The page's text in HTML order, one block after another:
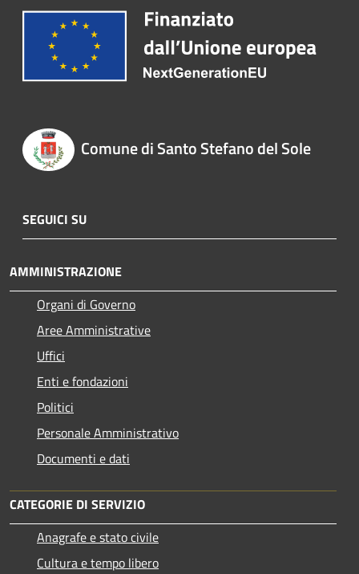
Comune di Santo Stefano del Sole
SEGUICI SU
AMMINISTRAZIONE
Organi di Governo
Aree Amministrative
Uffici
Enti e fondazioni
Politici
Personale Amministrativo
Documenti e dati
CATEGORIE DI SERVIZIO
Anagrafe e stato civile
Cultura e tempo libero